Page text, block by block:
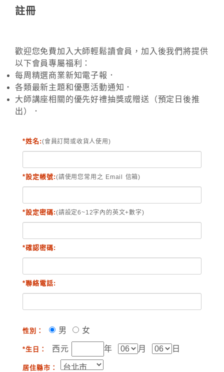
註冊
歡迎您免費加入大師輕鬆讀會員，加入後我們將提供
以下會員專屬福利：
每周精選商業新知電子報．
各類最新主題和優惠活動通知．
大師講座相關的優先好禮抽獎或贈送（預定日後推
出）．
*姓名:(會員訂閱或收貨人使用)
*設定帳號:(請使用您常用之 Email 信箱)
*設定密碼:(請設定6~12字內的英文+數字)
*確認密碼:
*聯絡電話:
性別： 男 女
*生日： 西元 年 月 日
居住縣市：